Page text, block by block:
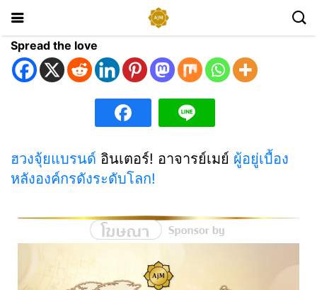
Spread the love
ฮวงจุ้ยแบรนด์ อินเตอร์! อาจารย์เมย์ ผู้อยู่เบื้อง
หลังองค์กรดังระดับโลก!